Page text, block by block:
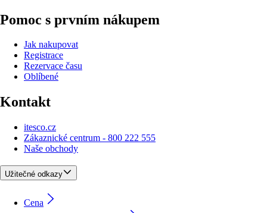
Pomoc s prvním nákupem
Jak nakupovat
Registrace
Rezervace času
Oblíbené
Kontakt
itesco.cz
Zákaznické centrum - 800 222 555
Naše obchody
Užitečné odkazy
Cena